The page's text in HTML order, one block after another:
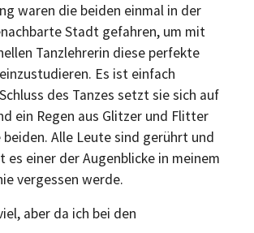
waren die beiden einmal in der
Stadt gefahren, um mit
Tanzlehrerin diese perfekte
Es ist einfach
des Tanzes setzt sie sich auf
ein Regen aus Glitzer und Flitter
Alle Leute sind gerührt und
es einer der Augenblicke in meinem
vergessen werde.
aber da ich bei den